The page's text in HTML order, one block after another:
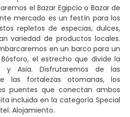
el Bazar Egipcio o Bazar de
mercado es un festín para los
repletos de especias, dulces,
variedad de productos locales.
en un barco para un
el estrecho que divide la
y Asia. Disfrutaremos de las
las fortalezas otomanas, los
puentes que conectan ambos
incluida en la categoría Special
Alojamiento.